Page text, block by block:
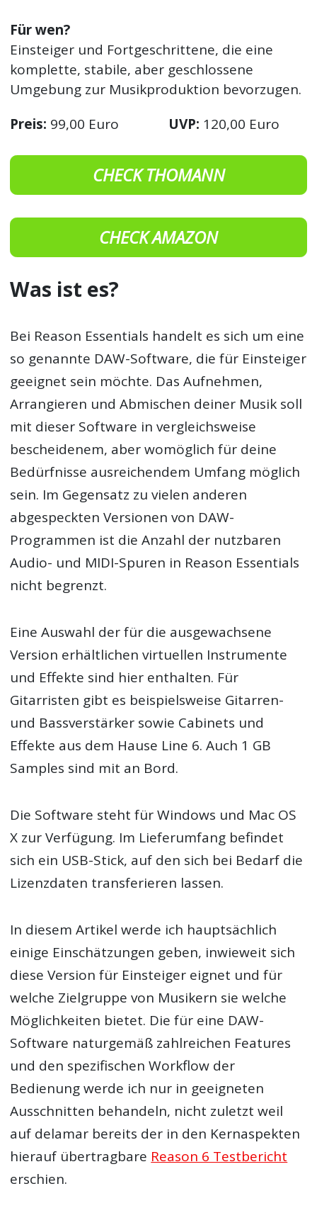
Für wen?
Einsteiger und Fortgeschrittene, die eine
komplette, stabile, aber geschlossene
Umgebung zur Musikproduktion bevorzugen.
Preis: 99,00 Euro UVP: 120,00 Euro
CHECK THOMANN
CHECK AMAZON
Was ist es?
Bei Reason Essentials handelt es sich um eine
so genannte DAW-Software, die für Einsteiger
geeignet sein möchte. Das Aufnehmen,
Arrangieren und Abmischen deiner Musik soll
mit dieser Software in vergleichsweise
bescheidenem, aber womöglich für deine
Bedürfnisse ausreichendem Umfang möglich
sein. Im Gegensatz zu vielen anderen
abgespeckten Versionen von DAW-
Programmen ist die Anzahl der nutzbaren
Audio- und MIDI-Spuren in Reason Essentials
nicht begrenzt.
Eine Auswahl der für die ausgewachsene
Version erhältlichen virtuellen Instrumente
und Effekte sind hier enthalten. Für
Gitarristen gibt es beispielsweise Gitarren-
und Bassverstärker sowie Cabinets und
Effekte aus dem Hause Line 6. Auch 1 GB
Samples sind mit an Bord.
Die Software steht für Windows und Mac OS
X zur Verfügung. Im Lieferumfang befindet
sich ein USB-Stick, auf den sich bei Bedarf die
Lizenzdaten transferieren lassen.
In diesem Artikel werde ich hauptsächlich
einige Einschätzungen geben, inwieweit sich
diese Version für Einsteiger eignet und für
welche Zielgruppe von Musikern sie welche
Möglichkeiten bietet. Die für eine DAW-
Software naturgemäß zahlreichen Features
und den spezifischen Workflow der
Bedienung werde ich nur in geeigneten
Ausschnitten behandeln, nicht zuletzt weil
auf delamar bereits der in den Kernaspekten
hierauf übertragbare Reason 6 Testbericht
erschien.